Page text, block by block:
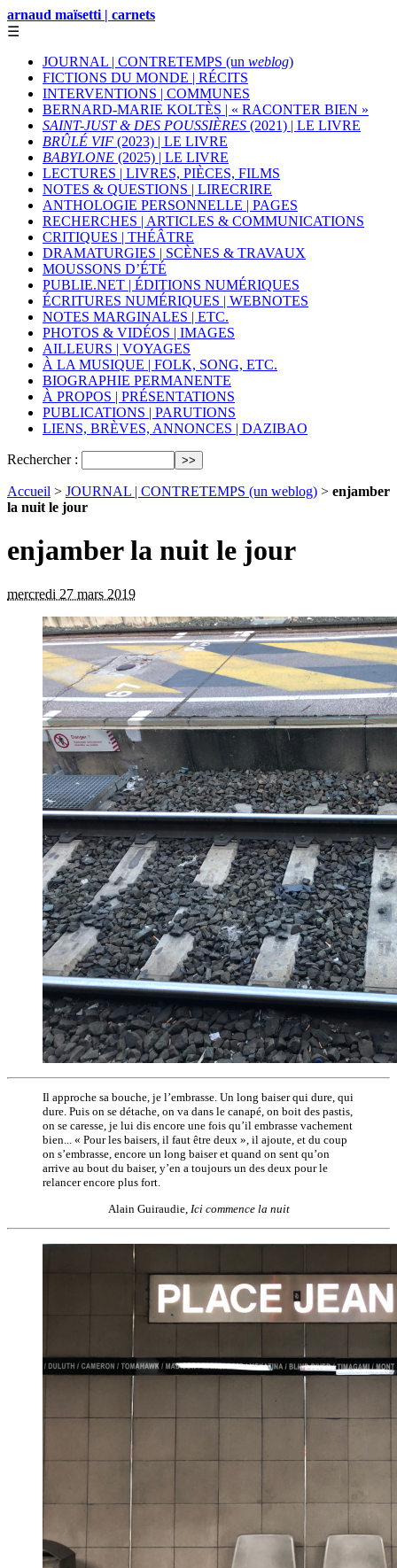
arnaud maïsetti | carnets
☰
JOURNAL | CONTRETEMPS (un weblog)
FICTIONS DU MONDE | RÉCITS
INTERVENTIONS | COMMUNES
BERNARD-MARIE KOLTÈS | « RACONTER BIEN »
SAINT-JUST & DES POUSSIÈRES (2021) | LE LIVRE
BRÛLÉ VIF (2023) | LE LIVRE
BABYLONE (2025) | LE LIVRE
LECTURES | LIVRES, PIÈCES, FILMS
NOTES & QUESTIONS | LIRECRIRE
ANTHOLOGIE PERSONNELLE | PAGES
RECHERCHES | ARTICLES & COMMUNICATIONS
CRITIQUES | THÉÂTRE
DRAMATURGIES | SCÈNES & TRAVAUX
MOUSSONS D’ÉTÉ
PUBLIE.NET | ÉDITIONS NUMÉRIQUES
ÉCRITURES NUMÉRIQUES | WEBNOTES
NOTES MARGINALES | ETC.
PHOTOS & VIDÉOS | IMAGES
AILLEURS | VOYAGES
À LA MUSIQUE | FOLK, SONG, ETC.
BIOGRAPHIE PERMANENTE
À PROPOS | PRÉSENTATIONS
PUBLICATIONS | PARUTIONS
LIENS, BRÈVES, ANNONCES | DAZIBAO
Rechercher :
Accueil > JOURNAL | CONTRETEMPS (un weblog) > enjamber
la nuit le jour
enjamber la nuit le jour
mercredi 27 mars 2019
Il approche sa bouche, je l’embrasse. Un long baiser qui dure, qui
dure. Puis on se détache, on va dans le canapé, on boit des pastis,
on se caresse, je lui dis encore une fois qu’il embrasse vachement
bien... « Pour les baisers, il faut être deux », il ajoute, et du coup
on s’embrasse, encore un long baiser et quand on sent qu’on
arrive au bout du baiser, y’en a toujours un des deux pour le
relancer encore plus fort.
Alain Guiraudie, Ici commence la nuit